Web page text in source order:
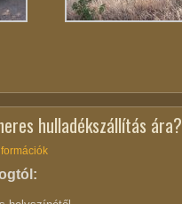
hulladékszállítás ára?